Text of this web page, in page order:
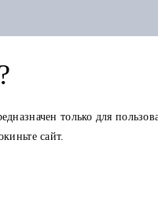
только для
сайт.